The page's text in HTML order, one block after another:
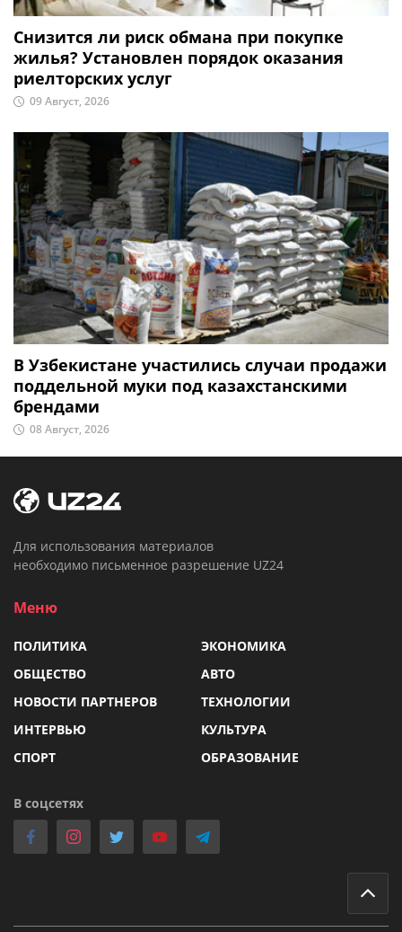
Снизится ли риск обмана при покупке
жилья? Установлен порядок оказания
риелторских услуг
09 Август, 2026
В Узбекистане участились случаи продажи
поддельной муки под казахстанскими
брендами
08 Август, 2026
Для использования материалов
необходимо письменное разрешение UZ24
Меню
ПОЛИТИКА
ЭКОНОМИКА
ОБЩЕСТВО
АВТО
НОВОСТИ ПАРТНЕРОВ
ТЕХНОЛОГИИ
ИНТЕРВЬЮ
КУЛЬТУРА
СПОРТ
ОБРАЗОВАНИЕ
В соцсетях